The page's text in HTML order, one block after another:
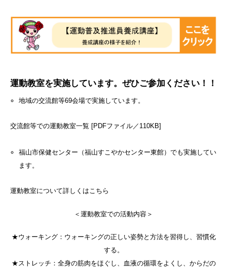
運動教室を実施しています。ぜひご参加ください！！
地域の交流館等69会場で実施しています。
交流館等での運動教室一覧 [PDFファイル／110KB]
福山市保健センター（福山すこやかセンター東館）でも実施してい
ます。
運動教室について詳しくはこちら
＜運動教室での活動内容＞
★ウォーキング：ウォーキングの正しい姿勢と方法を習得し、習慣化
する。
★ストレッチ：全身の筋肉をほぐし、血液の循環をよくし、からだの